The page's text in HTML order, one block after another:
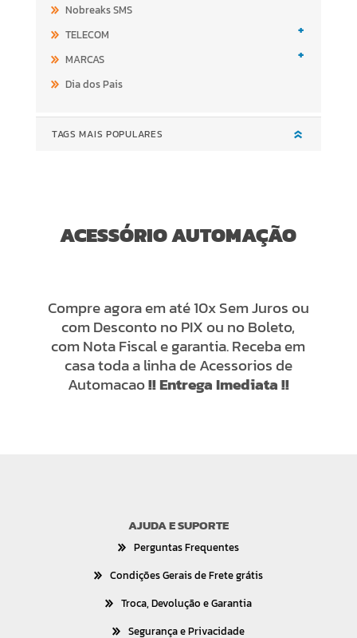
Nobreaks SMS
TELECOM
+
MARCAS +
Dia dos Pais
TAGS MAIS POPULARES
ACESSÓRIO AUTOMAÇÃO
Compre agora em até 10x Sem Juros ou
com Desconto no PIX ou no Boleto,
com Nota Fiscal e garantia. Receba em
casa toda a linha de Acessorios de
Automacao!! Entrega Imediata !!
AJUDA E SUPORTE
Perguntas Frequentes
Condições Gerais de Frete grátis
Troca, Devolução e Garantia
Segurança e Privacidade